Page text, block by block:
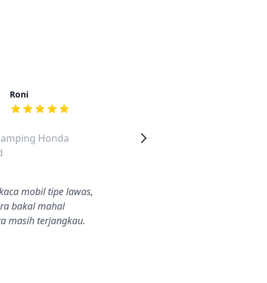
Roni
dari ulasan adalah bintang lima
Honda
mobil tipe lawas,
bakal mahal
masih terjangkau.
Kaca Samping Honda